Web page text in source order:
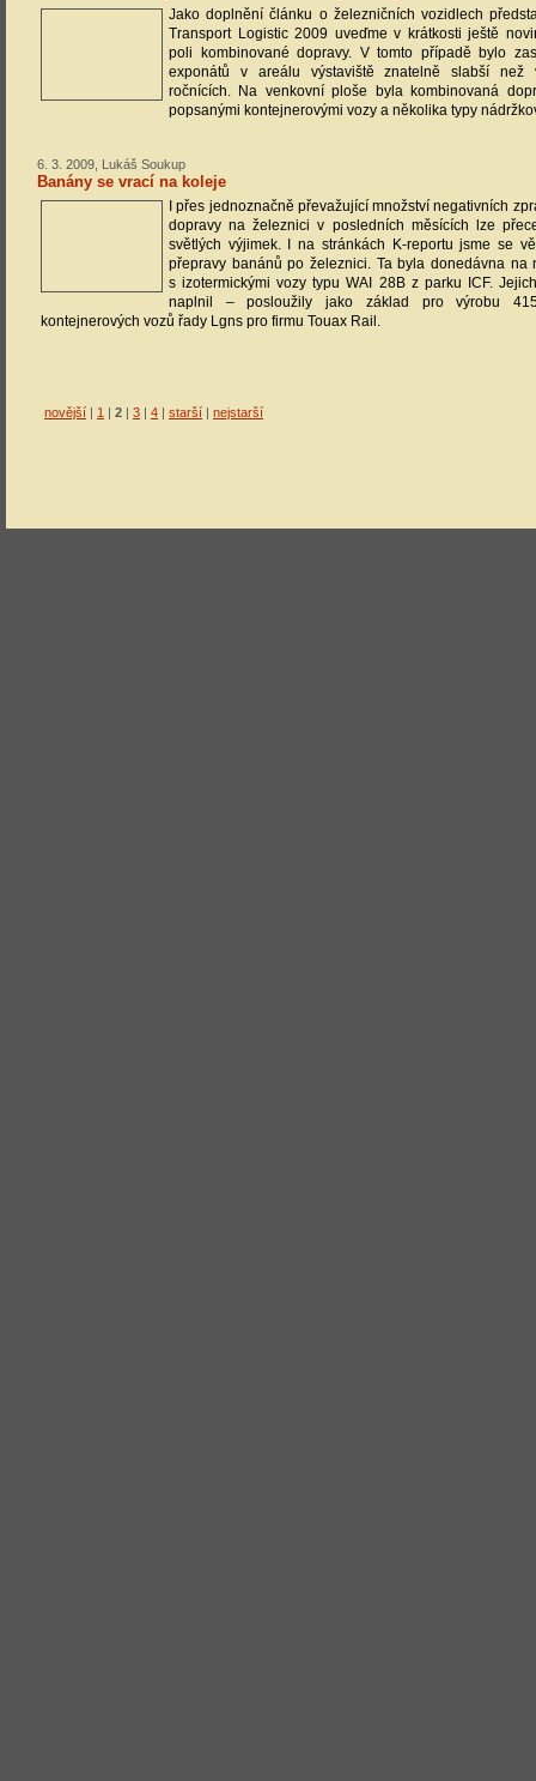
Jako doplnění článku o železničních vozidlech
Transport Logistic 2009 uveďme v krátkosti ještě
poli kombinované dopravy. V tomto případě bylo
exponátů v areálu výstaviště znatelně slabší než
ročnících. Na venkovní ploše byla kombinovaná
popsanými kontejnerovými vozy a několika typy
6. 3. 2009, Lukáš Soukup
Banány se vrací na koleje
I přes jednoznačně převažující množství negativních
dopravy na železnici v posledních měsících lze
světlých výjimek. I na stránkách K-reportu jsme se
přepravy banánů po železnici. Ta byla donedávna na
s izotermickými vozy typu WAI 28B z parku ICF.
naplnil – posloužily jako základ pro výrobu 415
kontejnerových vozů řady Lgns pro firmu Touax Rail.
novější | 1 | 2 | 3 | 4 | starší | nejstarší